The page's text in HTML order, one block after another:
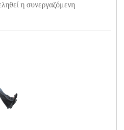
η συνεργαζόμενη